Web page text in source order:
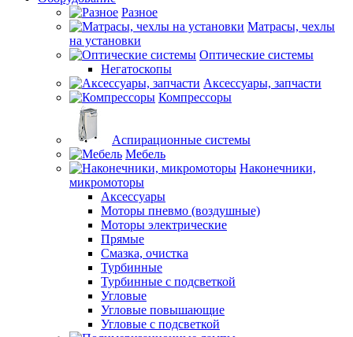
Разное
Матрасы, чехлы
на установки
Оптические системы
Негатоскопы
Аксессуары, запчасти
Компрессоры
Аспирационные системы
Мебель
Наконечники,
микромоторы
Аксессуары
Моторы пневмо (воздушные)
Моторы электрические
Прямые
Смазка, очистка
Турбинные
Турбинные с подсветкой
Угловые
Угловые повышающие
Угловые с подсветкой